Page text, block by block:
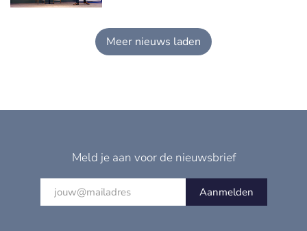
Meer nieuws laden
Meld je aan voor de nieuwsbrief
Aanmelden